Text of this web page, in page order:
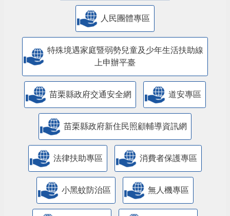
人民團體專區
特殊境遇家庭暨弱勢兒童及少年生活扶助線
上申辦平臺
苗栗縣政府交通安全網 道安專區
苗栗縣政府新住民照顧輔導資訊網
法律扶助專區 消費者保護專區
小黑蚊防治區 無人機專區